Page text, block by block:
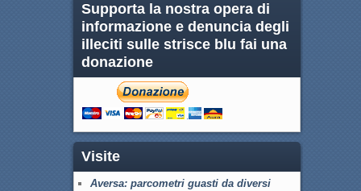
Supporta la nostra opera di
informazione e denuncia degli
illeciti sulle strisce blu fai una
donazione
Visite
Aversa: parcometri guasti da diversi